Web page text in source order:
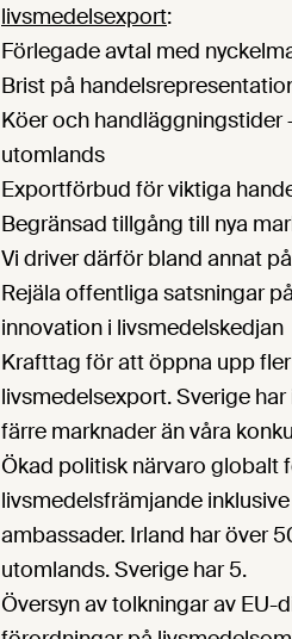
livsmedelsexport:
Förlegade avtal med
Brist på
Köer och
utomlands
Exportförbud för viktiga
Begränsad tillgång till nya
Vi driver därför bland annat
Rejäla offentliga satsningar
innovation i livsmedelskedjan
Krafttag för att öppna upp
livsmedelsexport. Sverige
färre marknader än våra
Ökad politisk närvaro globalt
livsmedelsfrämjande
ambassader. Irland har över
utomlands. Sverige har 5.
Översyn av tolkningar av EU-